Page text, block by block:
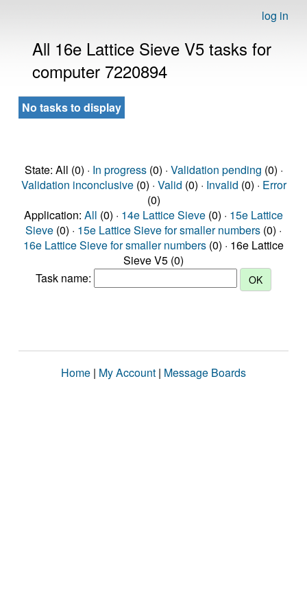
log in
All 16e Lattice Sieve V5 tasks for
computer 7220894
No tasks to display
State: All (0) · In progress(0) · Validation pending (0) ·
Validation inconclusive(0) · Valid (0) · Invalid (0) · Error
(0)
Application: All (0) · 14e Lattice Sieve (0) · 15e Lattice
Sieve (0) · 15e Lattice Sieve for smaller numbers (0) ·
16e Lattice Sieve for smaller numbers (0) · 16e Lattice
Sieve V5 (0)
Task name:
Home | My Account | Message Boards